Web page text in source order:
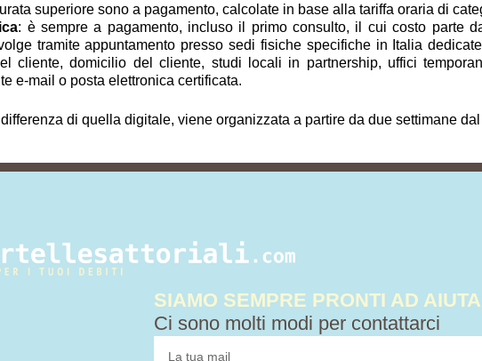
superiore sono a pagamento, calcolate in base alla tariffa oraria di
: è sempre a pagamento, incluso il primo consulto, il cui costo parte
tramite appuntamento presso sedi fisiche specifiche in Italia
cliente, domicilio del cliente, studi locali in partnership, uffici
e-mail o posta elettronica certificata.
di quella digitale, viene organizzata a partire da due settimane
SIAMO SEMPRE PRONTI AD
Ci sono molti modi per contattarci